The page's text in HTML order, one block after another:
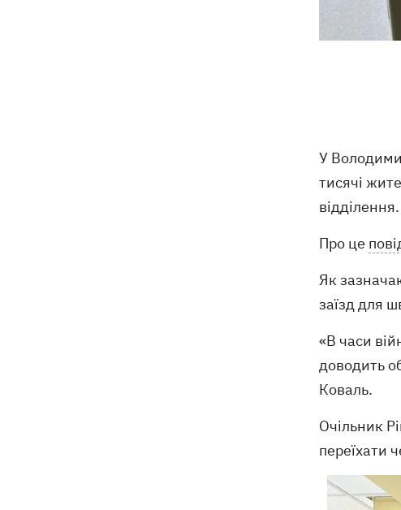
У
тисячі
відділення.
Про це
Як
заїзд для
«В часи
доводить
Коваль.
Очільник
переїхати